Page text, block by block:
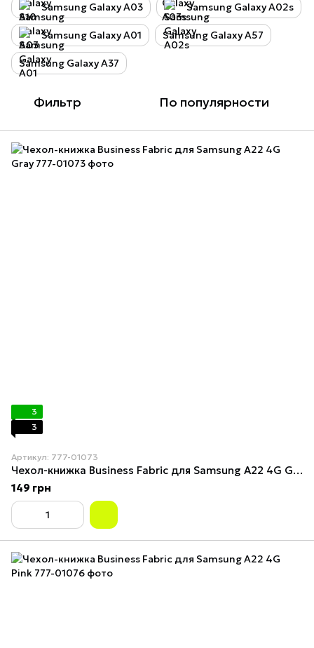
Samsung Galaxy A03 Samsung Galaxy A02s
Samsung Galaxy A01 Samsung Galaxy A57
Samsung Galaxy A37
Фильтр По популярности
3
3
Артикул: 777-01073
Чехол-книжка Business Fabric для Samsung A22 4G Gray
149 грн